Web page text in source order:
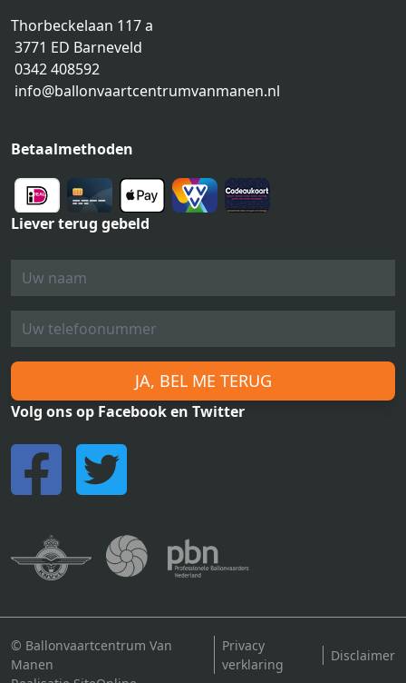
Thorbeckelaan 117 a
3771 ED Barneveld
0342 408592
info@ballonvaartcentrumvanmanen.nl
Betaalmethoden
Liever terug gebeld
JA, BEL ME TERUG
Volg ons op Facebook en Twitter
© Ballonvaartcentrum Van
Manen
Privacy
verklaring
Disclaimer